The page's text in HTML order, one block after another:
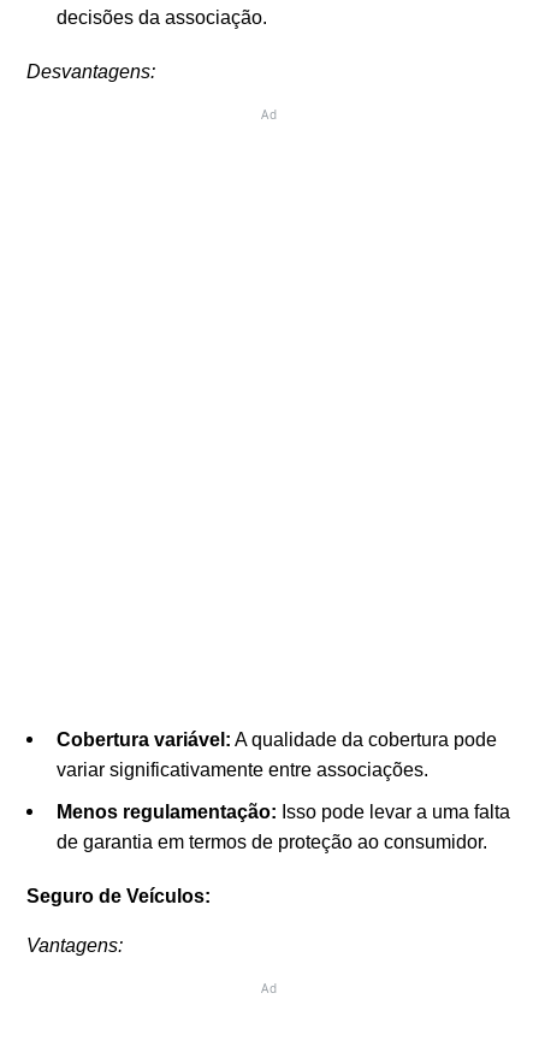
decisões da associação.
Desvantagens:
Ad
Cobertura variável: A qualidade da cobertura pode
variar significativamente entre associações.
Menos regulamentação: Isso pode levar a uma falta
de garantia em termos de proteção ao consumidor.
Seguro de Veículos:
Vantagens:
Ad